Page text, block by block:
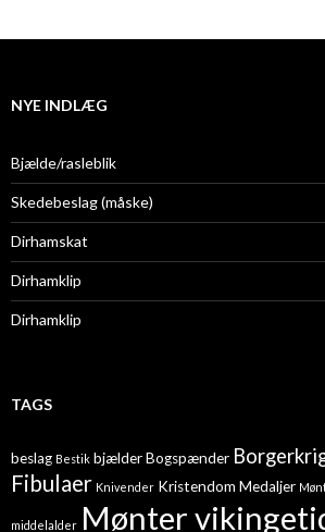
NYE INDLÆG
Bjælde/rasleblik
Skedebeslag (måske)
Dirhamskat
Dirhamklip
Dirhamklip
TAGS
beslag Bestik bjælderBogspænder
Fibulaer Knivender Kristendom Medaljer
middelalder Mønter